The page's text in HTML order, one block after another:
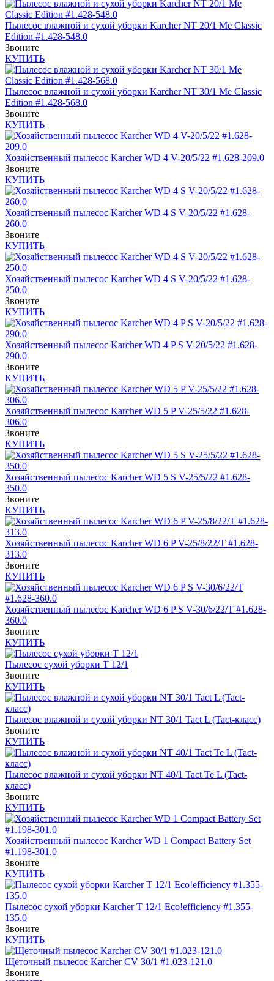
Пылесос влажной и сухой уборки Karcher NT 20/1 Me Classic
Edition #1.428-548.0
Звоните
КУПИТЬ
Пылесос влажной и сухой уборки Karcher NT 30/1 Me Classic
Edition #1.428-568.0
Звоните
КУПИТЬ
Хозяйственный пылесос Karcher WD 4 V-20/5/22 #1.628-209.0
Звоните
КУПИТЬ
Хозяйственный пылесос Karcher WD 4 S V-20/5/22 #1.628-
260.0
Звоните
КУПИТЬ
Хозяйственный пылесос Karcher WD 4 S V-20/5/22 #1.628-
250.0
Звоните
КУПИТЬ
Хозяйственный пылесос Karcher WD 4 P S V-20/5/22 #1.628-
290.0
Звоните
КУПИТЬ
Хозяйственный пылесос Karcher WD 5 P V-25/5/22 #1.628-
306.0
Звоните
КУПИТЬ
Хозяйственный пылесос Karcher WD 5 S V-25/5/22 #1.628-
350.0
Звоните
КУПИТЬ
Хозяйственный пылесос Karcher WD 6 P V-25/8/22/T #1.628-
313.0
Звоните
КУПИТЬ
Хозяйственный пылесос Karcher WD 6 P S V-30/6/22/T #1.628-
360.0
Звоните
КУПИТЬ
Пылесос сухой уборки T 12/1
Звоните
КУПИТЬ
Пылесос влажной и сухой уборки NT 30/1 Tact L (Tact-класс)
Звоните
КУПИТЬ
Пылесос влажной и сухой уборки NT 40/1 Tact Te L (Tact-
класс)
Звоните
КУПИТЬ
Хозяйственный пылесос Karcher WD 1 Compact Battery Set
#1.198-301.0
Звоните
КУПИТЬ
Пылесос сухой уборки Karcher T 12/1 Eco!efficiency #1.355-
135.0
Звоните
КУПИТЬ
Щеточный пылесос Karcher CV 30/1 #1.023-121.0
Звоните